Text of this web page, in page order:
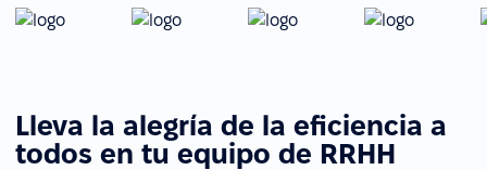
Lleva la alegría de la eficiencia a
todos en tu equipo de RRHH